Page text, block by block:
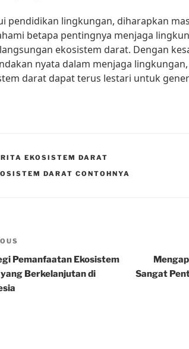
pendidikan lingkungan, diharapkan
betapa pentingnya menjaga
ekosistem darat. Dengan
nyata dalam menjaga
darat dapat terus lestari untuk
EKOSISTEM DARAT
DARAT CONTOHNYA
Pemanfaatan Ekosistem
Berkelanjutan di
Sangat